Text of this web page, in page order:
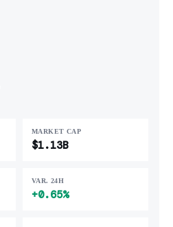
MARKET CAP
$1.13B
VAR. 24H
+0.65%